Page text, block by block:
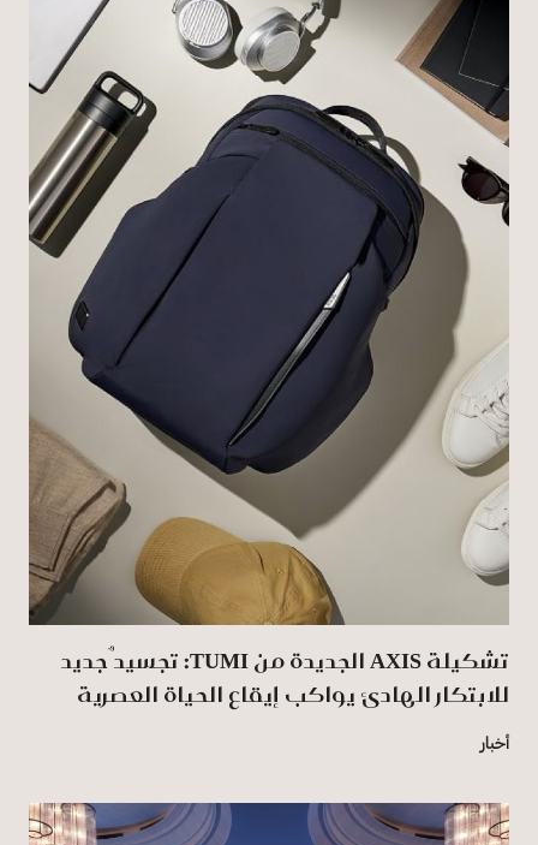
تشكيلة AXIS الجديدة من TUMI: تجسيدٌ جديد
للابتكار الهادئ يواكب إيقاع الحياة العصرية
أخبار